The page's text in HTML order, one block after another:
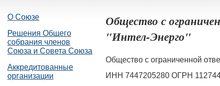
О Союзе
Решения Общего
собрания членов
Союза и Совета Союза
Аккредитованные
организации
Общество с
"Интел-Энерго"
Общество с ограниченной
ИНН 7447205280 ОГРН